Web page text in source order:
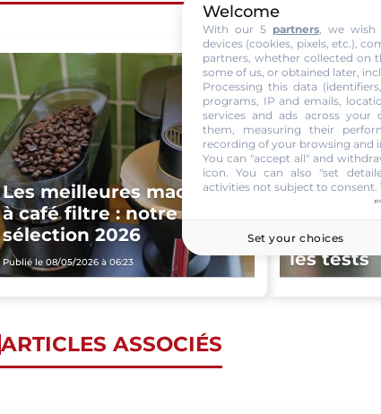
Les meilleures machines
à café filtre : notre
sélection 2026
Publié le 08/05/2026 à 06:23
les tests
ARTICLES ASSOCIÉS
Welcome
With our 5 partners, we wish
devices (cookies, pixels, etc.),
partners, whether collected on
some of us, or obtained later,
Processing this data
programs, IP and emails,
services and ads across your
them, measuring their
recording of your browsing and
You can "accept all" and
icon . You can also "set
activities not subject to consent.
Set your choices